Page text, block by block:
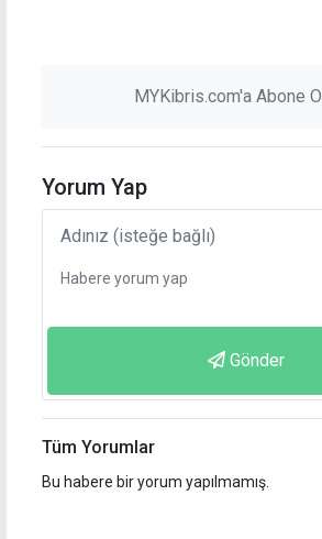
MYKibris.com'a Abone Ol
Yorum Yap
Gönder
Tüm Yorumlar
Bu habere bir yorum yapılmamış.